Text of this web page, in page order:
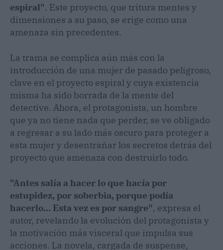
espiral". Este proyecto, que tritura mentes y
dimensiones a su paso, se erige como una
amenaza sin precedentes.
La trama se complica aún más con la
introducción de una mujer de pasado peligroso,
clave en el proyecto espiral y cuya existencia
misma ha sido borrada de la mente del
detective. Ahora, el protagonista, un hombre
que ya no tiene nada que perder, se ve obligado
a regresar a su lado más oscuro para proteger a
esta mujer y desentrañar los secretos detrás del
proyecto que amenaza con destruirlo todo.
"Antes salía a hacer lo que hacía por
estupidez, por soberbia, porque podía
hacerlo… Esta vez es por sangre", expresa el
autor, revelando la evolución del protagonista y
la motivación más visceral que impulsa sus
acciones. La novela, cargada de suspense,